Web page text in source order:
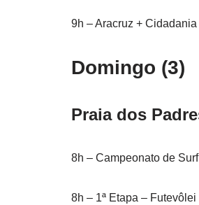
9h – Aracruz +
Domingo (3)
Praia dos
8h – Campeonato de Surf
8h – 1ª Etapa – Futevôlei